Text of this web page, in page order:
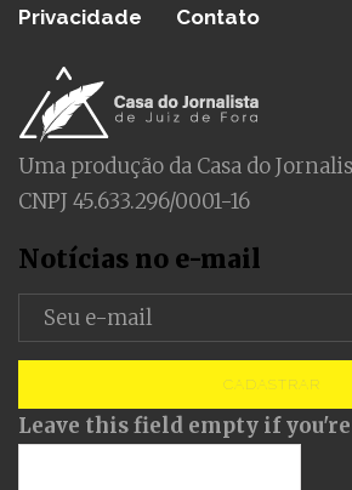
Privacidade
Contato
Uma produção da Casa do
CNPJ 45.633.296/0001-16
Notícias no e-mail
CADASTRAR
Leave this field empty if